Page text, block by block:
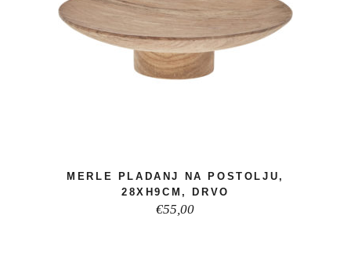
MERLE PLADANJ NA POSTOLJU,
28XH9CM, DRVO
€55,00